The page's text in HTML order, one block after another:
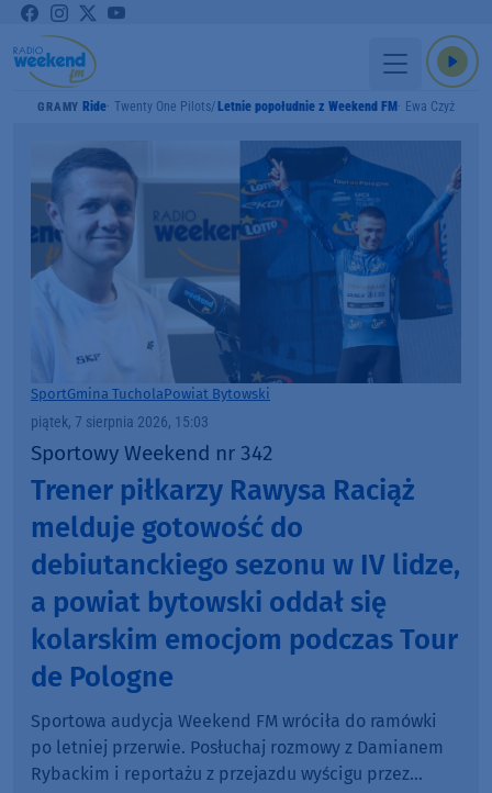
GRAMY Ride Twenty One Pilots Letnie popołudnie z Weekend FM Ewa Czyż
SportGmina TucholaPowiat Bytowski
piątek, 7 sierpnia 2026, 15:03
Sportowy Weekend nr 342
Trener piłkarzy Rawysa Raciąż
melduje gotowość do
debiutanckiego sezonu w IV lidze,
a powiat bytowski oddał się
kolarskim emocjom podczas Tour
de Pologne
Sportowa audycja Weekend FM wróciła do ramówki
po letniej przerwie. Posłuchaj rozmowy z Damianem
Rybackim i reportażu z przejazdu wyścigu przez